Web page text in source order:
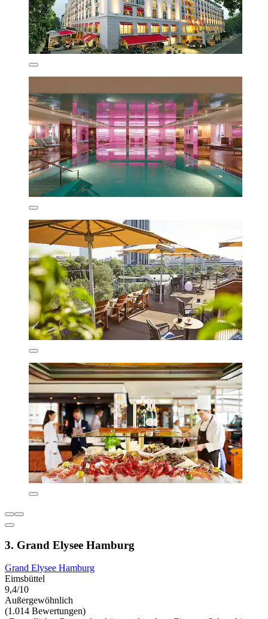
3. Grand Elysee Hamburg
Grand Elysee Hamburg
Eimsbüttel
9,4/10
Außergewöhnlich
(1.014 Bewertungen)